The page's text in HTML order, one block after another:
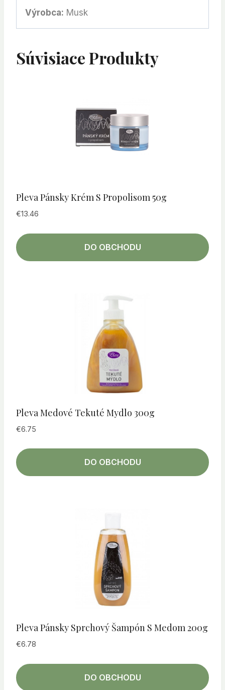
Výrobca: Musk
Súvisiace Produkty
Pleva Pánsky Krém S Propolisom 50g
€13.46
DO OBCHODU
Pleva Medové Tekuté Mydlo 300g
€6.75
DO OBCHODU
Pleva Pánsky Sprchový Šampón S Medom 200g
€6.78
DO OBCHODU